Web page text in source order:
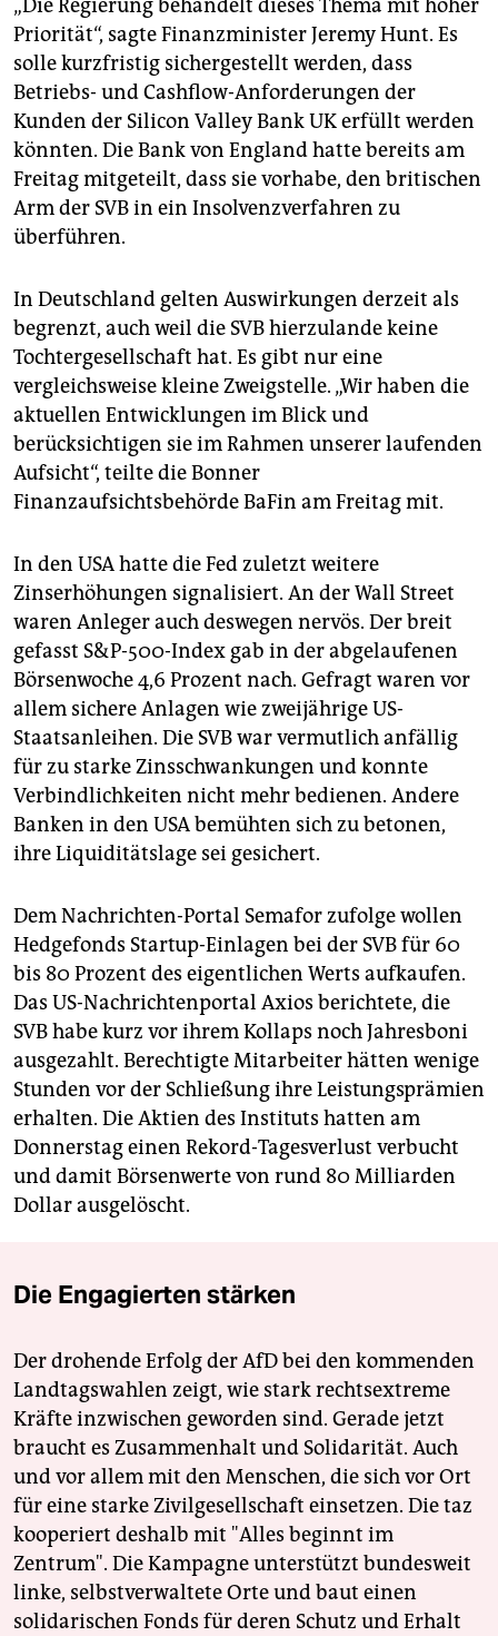
„Die Regierung behandelt dieses Thema mit hoher
Priorität“, sagte Finanzminister Jeremy Hunt. Es
solle kurzfristig sichergestellt werden, dass
Betriebs- und Cashflow-Anforderungen der
Kunden der Silicon Valley Bank UK erfüllt werden
könnten. Die Bank von England hatte bereits am
Freitag mitgeteilt, dass sie vorhabe, den britischen
Arm der SVB in ein Insolvenzverfahren zu
überführen.
In Deutschland gelten Auswirkungen derzeit als
begrenzt, auch weil die SVB hierzulande keine
Tochtergesellschaft hat. Es gibt nur eine
vergleichsweise kleine Zweigstelle. „Wir haben die
aktuellen Entwicklungen im Blick und
berücksichtigen sie im Rahmen unserer laufenden
Aufsicht“, teilte die Bonner
Finanzaufsichtsbehörde BaFin am Freitag mit.
In den USA hatte die Fed zuletzt weitere
Zinserhöhungen signalisiert. An der Wall Street
waren Anleger auch deswegen nervös. Der breit
gefasst S&P-500-Index gab in der abgelaufenen
Börsenwoche 4,6 Prozent nach. Gefragt waren vor
allem sichere Anlagen wie zweijährige US-
Staatsanleihen. Die SVB war vermutlich anfällig
für zu starke Zinsschwankungen und konnte
Verbindlichkeiten nicht mehr bedienen. Andere
Banken in den USA bemühten sich zu betonen,
ihre Liquiditätslage sei gesichert.
Dem Nachrichten-Portal Semafor zufolge wollen
Hedgefonds Startup-Einlagen bei der SVB für 60
bis 80 Prozent des eigentlichen Werts aufkaufen.
Das US-Nachrichtenportal Axios berichtete, die
SVB habe kurz vor ihrem Kollaps noch Jahresboni
ausgezahlt. Berechtigte Mitarbeiter hätten wenige
Stunden vor der Schließung ihre Leistungsprämien
erhalten. Die Aktien des Instituts hatten am
Donnerstag einen Rekord-Tagesverlust verbucht
und damit Börsenwerte von rund 80 Milliarden
Dollar ausgelöscht.
Die Engagierten stärken
Der drohende Erfolg der AfD bei den kommenden
Landtagswahlen zeigt, wie stark rechtsextreme
Kräfte inzwischen geworden sind. Gerade jetzt
braucht es Zusammenhalt und Solidarität. Auch
und vor allem mit den Menschen, die sich vor Ort
für eine starke Zivilgesellschaft einsetzen. Die taz
kooperiert deshalb mit "Alles beginnt im
Zentrum". Die Kampagne unterstützt bundesweit
linke, selbstverwaltete Orte und baut einen
solidarischen Fonds für deren Schutz und Erhalt